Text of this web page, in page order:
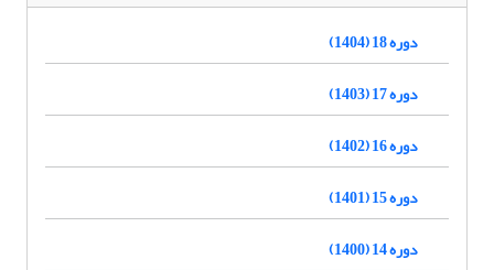
دوره 18 (1404)
دوره 17 (1403)
دوره 16 (1402)
دوره 15 (1401)
دوره 14 (1400)